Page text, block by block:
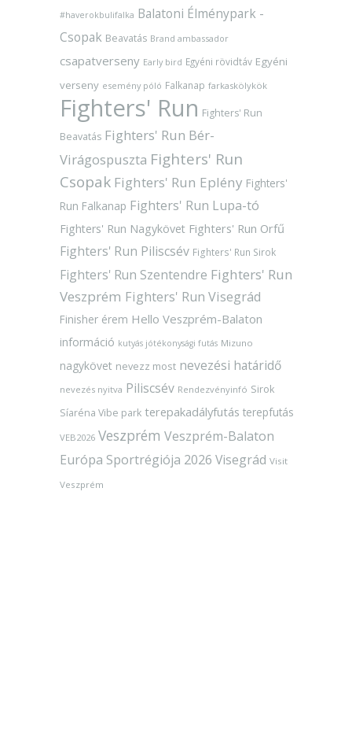
#haverokbulifalka Balatoni Élménypark -
Csopak Beavatás Brand ambassador
csapatverseny Early bird Egyéni rövidtáv Egyéni
verseny esemény póló Falkanap farkaskölykök
Fighters' Run Fighters' Run
Beavatás Fighters' Run Bér-
Virágospuszta Fighters' Run
Csopak Fighters' Run Eplény Fighters'
Run Falkanap Fighters' Run Lupa-tó
Fighters' Run Nagykövet Fighters' Run Orfű
Fighters' Run Piliscsév Fighters' Run Sirok
Fighters' Run Szentendre Fighters' Run
Veszprém Fighters' Run Visegrád
Finisher érem Hello Veszprém-Balaton
információ kutyás jótékonysági futás Mizuno
nagykövet nevezz most nevezési határidő
nevezés nyitva Piliscsév Rendezvényinfó Sirok
Síaréna Vibe park terepakadályfutás terepfutás
VEB2026 Veszprém Veszprém-Balaton
Európa Sportrégiója 2026 Visegrád Visit
Veszprém